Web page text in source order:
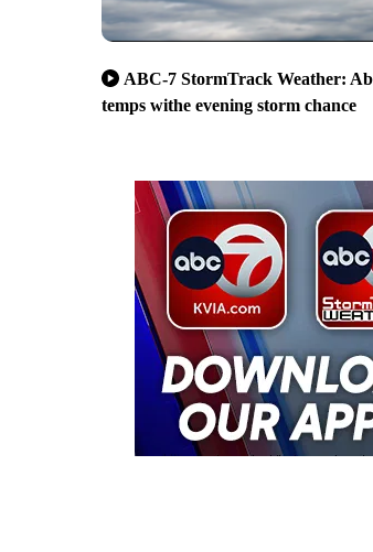
ABC-7 StormTrack Weather:
temps withe evening storm chance